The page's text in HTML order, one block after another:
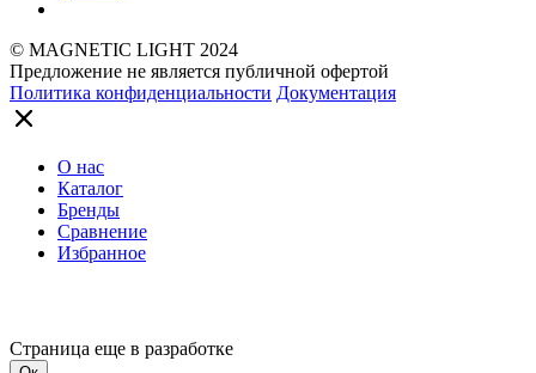
© MAGNETIC LIGHT 2024
Предложение не является публичной офертой
Политика конфиденциальности Документация
О нас
Каталог
Бренды
Сравнение
Избранное
Страница еще в разработке